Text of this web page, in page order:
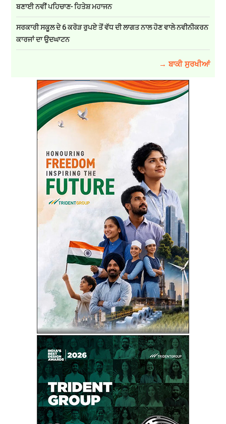
ਬਣਾਈ ਨਵੀਂ ਪਹਿਚਾਣ- ਹਿਤੇਸ਼ ਮਹਾਜਨ
ਸਰਕਾਰੀ ਸਕੂਲ ਦੇ 6 ਕਰੋੜ ਰੁਪਏ ਤੋਂ ਵੱਧ ਦੀ ਲਾਗਤ ਨਾਲ ਹੋਣ ਵਾਲੇ ਨਵੀਨੀਕਰਨ
ਕਾਰਜਾਂ ਦਾ ਉਦਘਾਟਨ
→ ਬਾਕੀ ਸੁਰਖੀਆਂ